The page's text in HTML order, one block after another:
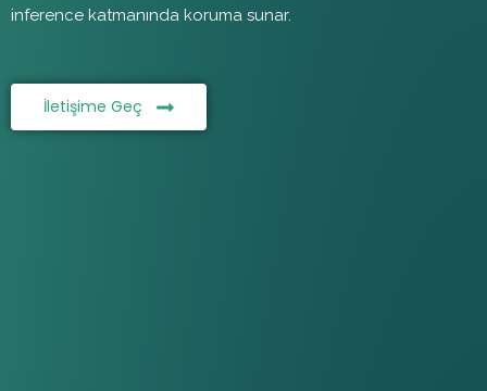
inference katmanında koruma sunar.
İletişime Geç